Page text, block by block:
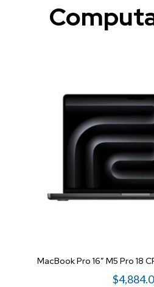
MacBook Pro 16″ M5 Pro 18
$